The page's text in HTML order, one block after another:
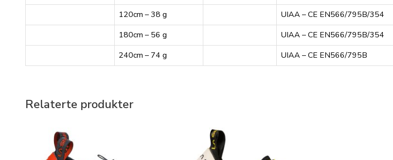
120cm – 38 g
UIAA – CE EN566/795B/354
180cm – 56 g
UIAA – CE EN566/795B/354
240cm – 74 g
UIAA – CE EN566/795B
Relaterte produkter